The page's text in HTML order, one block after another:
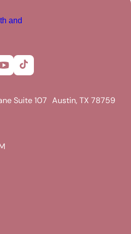
Suite 107 Austin, TX 78759